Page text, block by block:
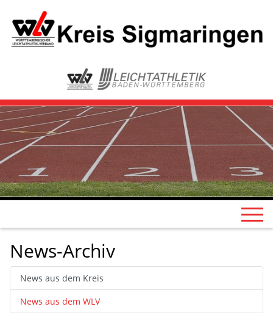
News-Archiv
News aus dem Kreis
News aus dem WLV